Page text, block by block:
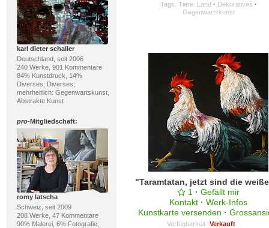
karl dieter schaller
Deutschland, seit 2006
240 Werke, 901 Kommentare
84% Kunstdruck, 14%
Diverses; Diverses;
mehrheitlich: Gegenwartskunst,
Abstrakte Kunst
pro-Mitgliedschaft:
romy latscha
Schweiz, seit 2009
208 Werke, 47 Kommentare
90% Malerei, 6% Fotografie;
Tags: Tiere: Land · Dekoratives ·
Gegenwartskunst
1 · Gefällt mir
Kontakt · Werk-Infos
Kunstkarte versenden ·
Verfügbarkeit: Verkauft